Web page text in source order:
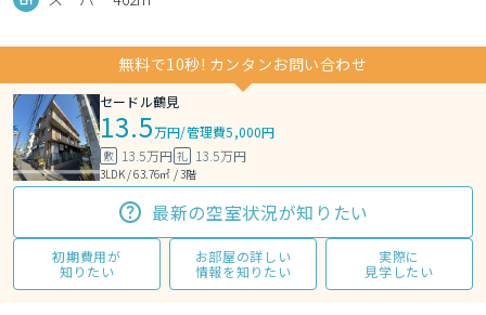
無料で10秒! カンタンお問い合わせ
セードル鶴見
13.5万円/管理費5,000円
敷 13.5万円 礼 13.5万円
3LDK / 63.76㎡ / 3階
最新の空室状況が知りたい
初期費用が
知りたい
お部屋の詳しい
情報を知りたい
実際に
見学したい